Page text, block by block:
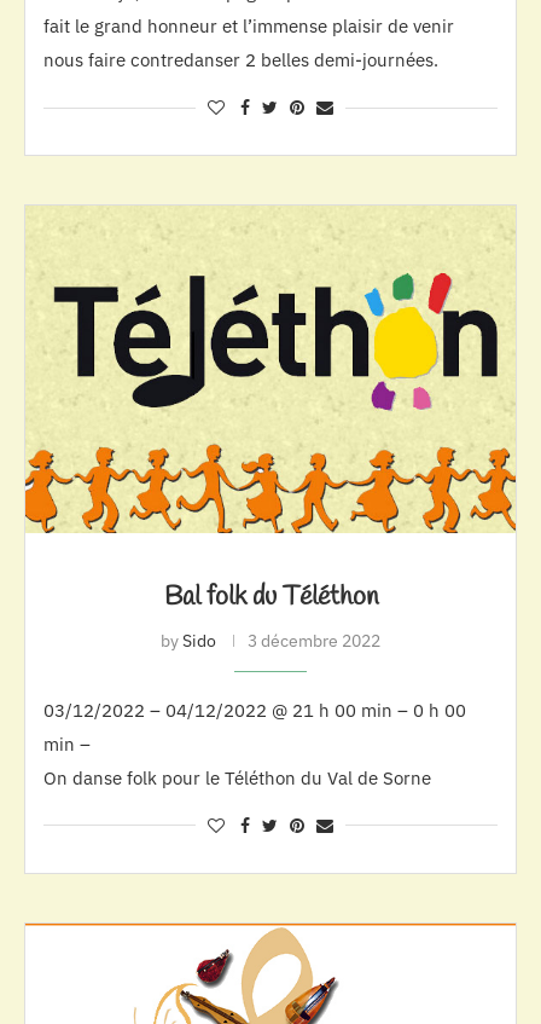
fait le grand honneur et l’immense plaisir de venir
nous faire contredanser 2 belles demi-journées.
Bal folk du Téléthon
bySido 3 décembre 2022
03/12/2022 – 04/12/2022 @ 21 h 00 min – 0 h 00
min –
On danse folk pour le Téléthon du Val de Sorne